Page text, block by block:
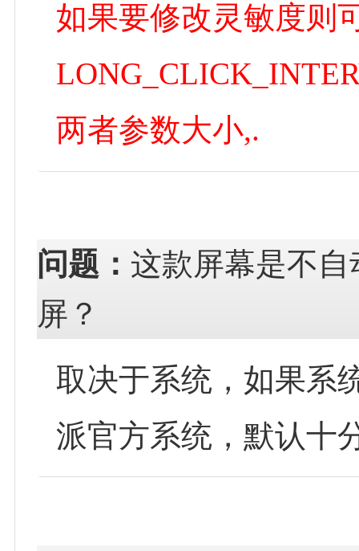
如果要修改灵敏度则
两者参数大小,.
问题： 这款屏幕是不
屏？
取决于系统，如果系
派官方系统，默认十